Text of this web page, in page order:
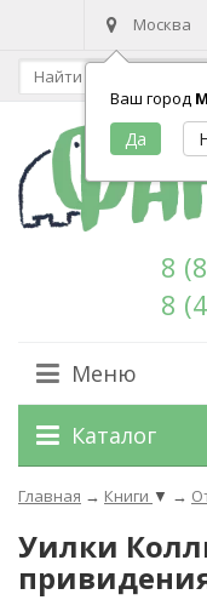
Москва
Ваш город
8
8
Меню
Каталог
Главная → Книги ▼ →
Уилки